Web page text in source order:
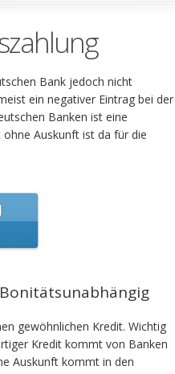
Bank jedoch nicht
ein negativer Eintrag bei der
Banken ist eine
Auskunft ist da für die
gewöhnlichen Kredit. Wichtig
Kredit kommt von Banken
Auskunft kommt in den